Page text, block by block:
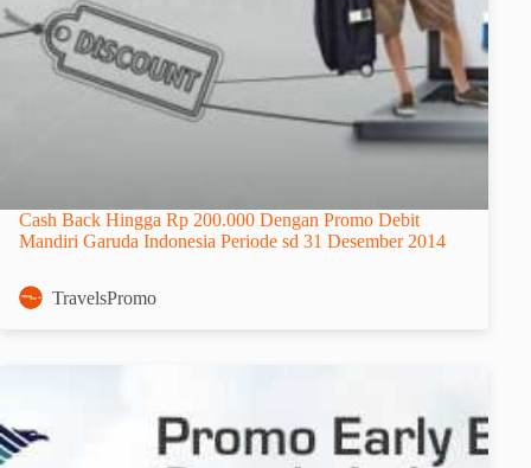
Cash Back Hingga Rp 200.000 Dengan Promo Debit
Mandiri Garuda Indonesia Periode sd 31 Desember 2014
TravelsPromo